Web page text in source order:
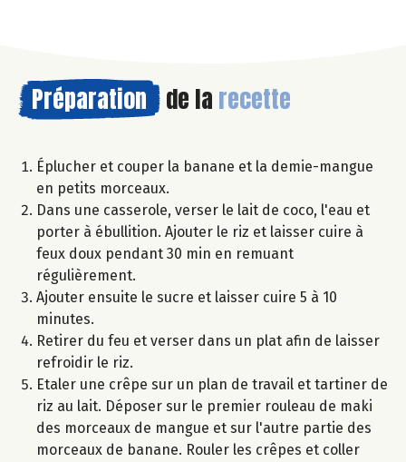
Préparation de la recette
Éplucher et couper la banane et la demie-mangue
en petits morceaux.
Dans une casserole, verser le lait de coco, l'eau et
porter à ébullition. Ajouter le riz et laisser cuire à
feux doux pendant 30 min en remuant
régulièrement.
Ajouter ensuite le sucre et laisser cuire 5 à 10
minutes.
Retirer du feu et verser dans un plat afin de laisser
refroidir le riz.
Etaler une crêpe sur un plan de travail et tartiner de
riz au lait. Déposer sur le premier rouleau de maki
des morceaux de mangue et sur l'autre partie des
morceaux de banane. Rouler les crêpes et coller